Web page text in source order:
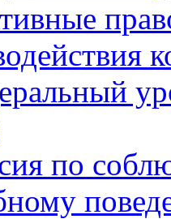
по